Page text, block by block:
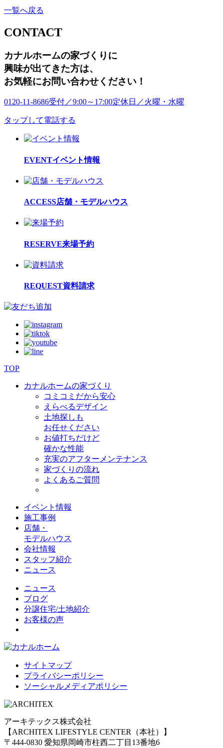
一覧へ戻る
CONTACT
カナルホームの家づくりに
興味が出てきた方は、
お気軽にお問い合わせください！
0120-11-8686受付／9:00～17:00定休日／火曜・水曜
タップして電話する
EVENTイベント情報
ACCESS店舗・モデルハウス
RESERVE来場予約
REQUEST資料請求
TOP
カナルホームの家づくり
コミコミだから安心
えらべるデザイン
土地探しも
お任せください
お値打ちだけど
確かな性能
充実のアフターメンテナンス
家づくりの流れ
よくあるご質問
イベント情報
施工事例
店舗・
モデルハウス
会社情報
スタッフ紹介
ニュース
ニュース
ブログ
分譲住宅/土地紹介
お客様の声
サイトマップ
プライバシーポリシー
ソーシャルメディアポリシー
アーキテックス株式会社
【ARCHITEX LIFESTYLE CENTER（本社）】
〒444-0830 愛知県岡崎市柱西二丁目13番地6